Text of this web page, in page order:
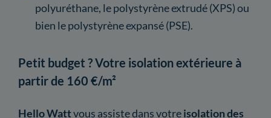
polyuréthane, le polystyrène extrudé (XPS) ou
bien le polystyrène expansé (PSE).
Petit budget ? Votre isolation extérieure à
partir de 160 €/m²
Hello Wattvous assiste dans votreisolation des